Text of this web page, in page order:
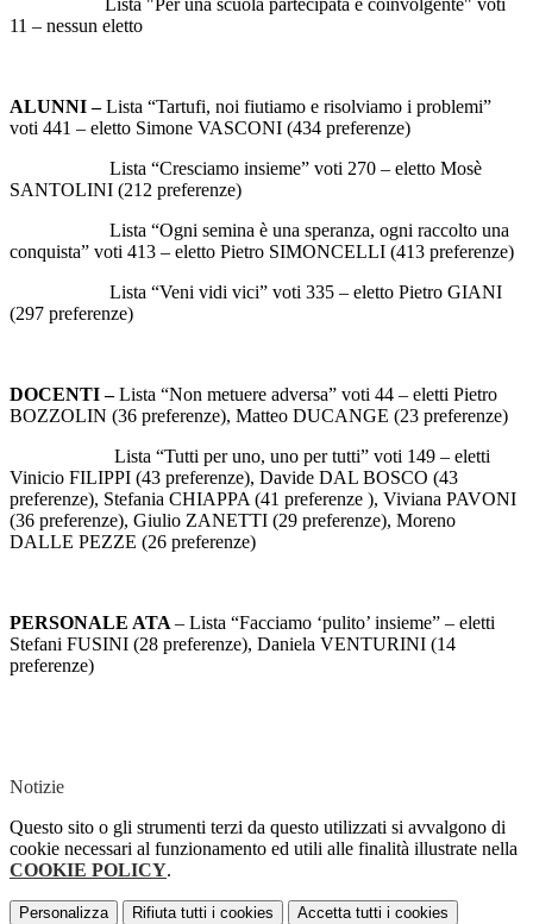
Lista "Per una scuola partecipata e coinvolgente" voti
11 – nessun eletto
ALUNNI –Lista “Tartufi, noi fiutiamo e risolviamo i problemi”
voti 441 – eletto Simone VASCONI (434 preferenze)
Lista “Cresciamo insieme” voti 270 – eletto Mosè
SANTOLINI (212 preferenze)
Lista “Ogni semina è una speranza, ogni raccolto una
conquista” voti 413 – eletto Pietro SIMONCELLI (413 preferenze)
Lista “Veni vidi vici” voti 335 – eletto Pietro GIANI
(297 preferenze)
DOCENTI –Lista “Non metuere adversa” voti 44 – eletti Pietro
BOZZOLIN (36 preferenze), Matteo DUCANGE (23 preferenze)
Lista “Tutti per uno, uno per tutti” voti 149 – eletti
Vinicio FILIPPI (43 preferenze), Davide DAL BOSCO (43
preferenze), Stefania CHIAPPA (41 preferenze ), Viviana PAVONI
(36 preferenze), Giulio ZANETTI (29 preferenze), Moreno
DALLE PEZZE (26 preferenze)
PERSONALE ATA – Lista “Facciamo ‘pulito’ insieme” – eletti
Stefani FUSINI (28 preferenze), Daniela VENTURINI (14
preferenze)
Notizie
Questo sito o gli strumenti terzi da questo utilizzati si avvalgono di
cookie necessari al funzionamento ed utili alle finalità illustrate nella
COOKIE POLICY.
Personalizza Rifiuta tutti i cookies Accetta tutti i cookies